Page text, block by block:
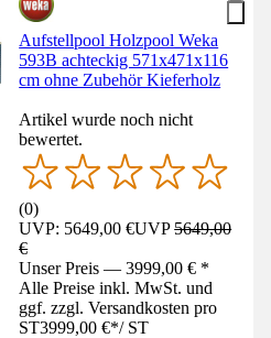
Aufstellpool Holzpool Weka
593B achteckig 571x471x116
cm ohne Zubehör Kieferholz
Artikel wurde noch nicht
bewertet.
(0)
UVP: 5649,00 €UVP5649,00
€
Unser Preis — 3999,00 € *
Alle Preise inkl. MwSt. und
ggf. zzgl. Versandkosten pro
ST3999,00 €*/ ST